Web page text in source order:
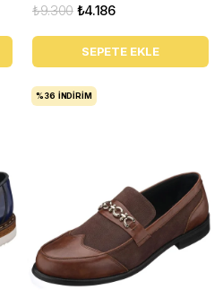
₺4.186
₺9.300
SEPETE EKLE
%36 İNDIRIM